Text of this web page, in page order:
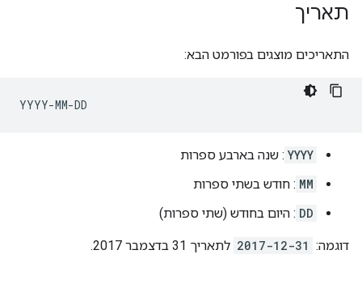
תאריך
התאריכים מוצגים בפורמט הבא:
YYYY : שנה בארבע ספרות
MM : חודש בשתי ספרות
DD : היום בחודש (שתי ספרות)
דוגמה: 2017-12-31 לתאריך 31 בדצמבר 2017.